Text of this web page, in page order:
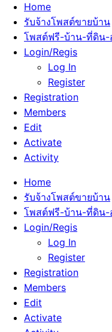
Home
รับจ้างโพสต์ขายบ้าน
โพสต์ฟรี-บ้าน-ที่ดิน-
Login/Regis
Log In
Register
Registration
Members
Edit
Activate
Activity
Home
รับจ้างโพสต์ขายบ้าน
โพสต์ฟรี-บ้าน-ที่ดิน-
Login/Regis
Log In
Register
Registration
Members
Edit
Activate